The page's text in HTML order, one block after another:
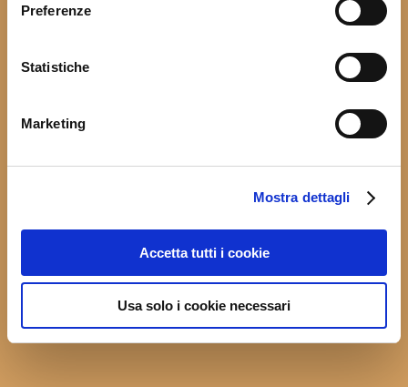
Preferenze
Statistiche
Marketing
Mostra dettagli
Accetta tutti i cookie
Usa solo i cookie necessari